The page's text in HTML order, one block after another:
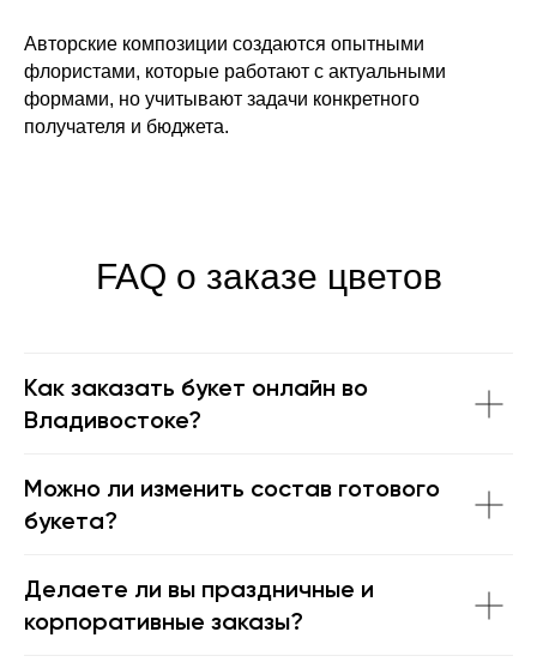
Авторские композиции создаются опытными
флористами, которые работают с актуальными
формами, но учитывают задачи конкретного
получателя и бюджета.
FAQ о заказе цветов
Как заказать букет онлайн во
Владивостоке?
Можно ли изменить состав готового
букета?
Делаете ли вы праздничные и
корпоративные заказы?